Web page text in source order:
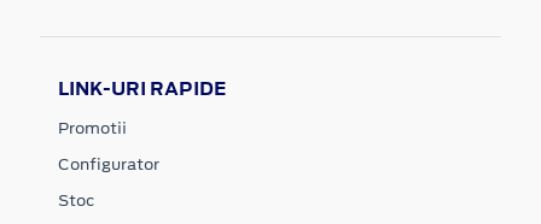
LINK-URI RAPIDE
Promotii
Configurator
Stoc